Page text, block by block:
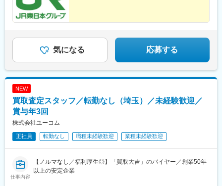
気になる 応募する
NEW
買取査定スタッフ／転勤なし（埼玉）／未経験歓迎／
賞与年3回
株式会社ユーコム
正社員 転勤なし 職種未経験歓迎 業種未経験歓迎
仕事内容
【ノルマなし／福利厚生◎】「買取大吉」のバイヤー／創業50年
以上の安定企業